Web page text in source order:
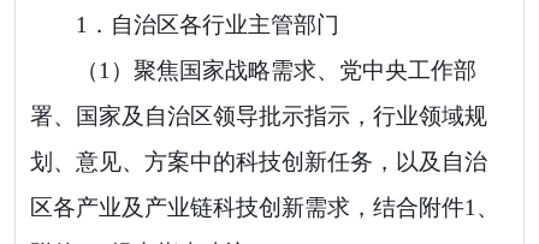
1． 自治区各行业主管部门
（1 ） 聚焦国家战略需求、党中央工作部
署、国家及自治区领导批示指示， 行业领域规
划、意见、方案中的科技创新任务，以及 自治
区各产业及产业链科技创新需求， 结合附件1 、